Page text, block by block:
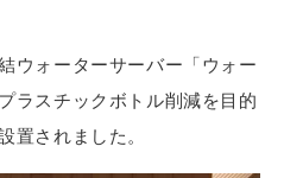
ウォーターサーバー「ウォー
ラスチックボトル削減を目的
置されました。